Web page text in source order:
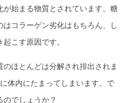
が始まる物質とされています。糖
コラーゲン劣化はもちろん、し
こす原因です。
ほとんどは分解され排出されま
体内にたまってしまいます。で
でしょうか？